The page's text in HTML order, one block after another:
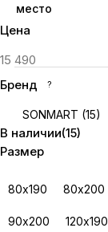
место
Цена
Бренд ?
SONMART (15)
В наличии(15)
Размер
80х190 80х200
90х200 120х190